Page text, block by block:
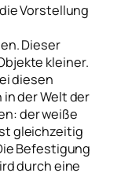
Vorstellung
Dieser
kleiner.
diesen
der Welt der
der weiße
gleichzeitig
Befestigung
durch eine